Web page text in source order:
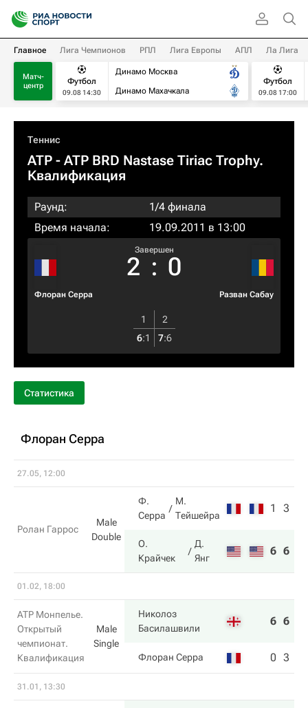
Главное Лига Чемпионов РПЛ Лига Европы АПЛ Ла Лига
Матч-
центр
Футбол
09.08 14:30
Динамо Москва
Динамо Махачкала
Футбол
09.08 17:00
Теннис
ATP - ATP BRD Nastase Tiriac Trophy.
Квалификация
Раунд:
1/4 финала
Время начала:
19.09.2011 в 13:00
Флоран Серра
Завершен
2 : 0
Разван Сабау
1
2
6:1 7:6
Статистика
Флоран Серра
27.05, 12:00
Ролан Гаррос
Male
Double
Ф.
Серра
М.
Тейшейра
1 3
О.
Крайчек
Д.
Янг
6 6
01.02, 18:00
ATP Монпелье.
Открытый
чемпионат.
Квалификация
Male
Single
Николоз
Басилашвили
6 6
Флоран Серра 0 3
31.01, 13:30